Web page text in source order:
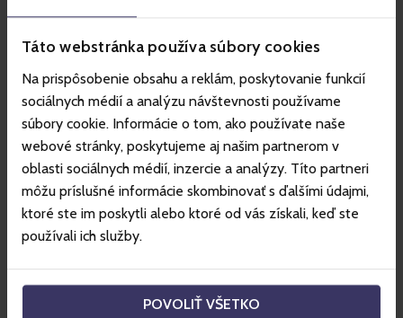
Táto webstránka používa súbory cookies
Na prispôsobenie obsahu a reklám, poskytovanie funkcií
sociálnych médií a analýzu návštevnosti používame
súbory cookie. Informácie o tom, ako používate naše
webové stránky, poskytujeme aj našim partnerom v
oblasti sociálnych médií, inzercie a analýzy. Títo partneri
môžu príslušné informácie skombinovať s ďalšími údajmi,
ktoré ste im poskytli alebo ktoré od vás získali, keď ste
používali ich služby.
POVOLIŤ VŠETKO
Môžem za sezónky zaplatiť aj
s goX?
Áno. Dokonca môžete kombinovať platbu
tak, že časť zaplatíte za nazbieraný goX a
zvyšok doplatíte inou platobnou metódou.
Stačí si vybranú sezónku vložiť do košíka a v
poslednom kroku si zvoliť platbu "Zaplatiť s